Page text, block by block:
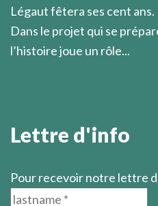
Légaut fêtera ses cent ans.
Dans le projet qui se
l’histoire joue un rôle...
Lettre d'info
Pour recevoir notre lettre